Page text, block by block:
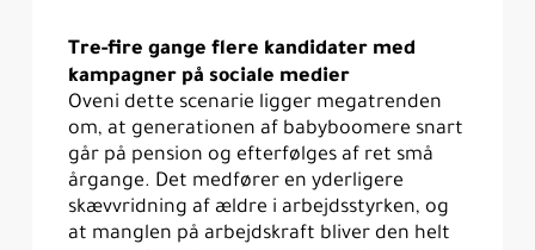
Tre-fire gange flere kandidater med
kampagner på sociale medier
Oveni dette scenarie ligger megatrenden
om, at generationen af babyboomere snart
går på pension og efterfølges af ret små
årgange. Det medfører en yderligere
skævvridning af ældre i arbejdsstyrken, og
at manglen på arbejdskraft bliver den helt